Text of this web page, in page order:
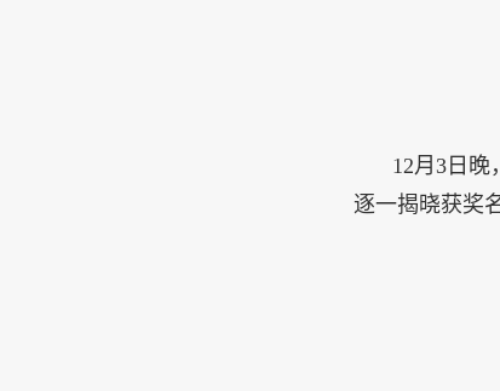
12月 3 日晚
逐一揭晓获奖